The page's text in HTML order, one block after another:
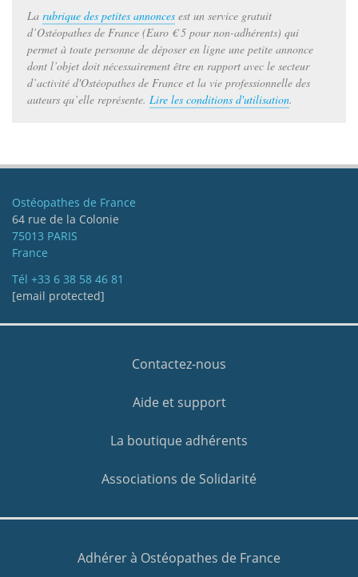
La rubrique des petites annonces est un service gratuit
d’Ostéopathes de France (Euro € 5 pour non-adhérents) qui
permet à toute personne de déposer en ligne une petite annonce
dont l’objet doit nécessairement être en rapport avec le secteur
d’activité d'Ostéopathes de France et la vie professionnelle des
auteurs qu’elle représente. Lire les conditions d'utilisation.
Ostéopathes de France
64 rue de la Colonie
75013 PARIS
France
Tél +33 6 38 58 46 81
[email protected]
Contactez-nous
Aide et support
La boutique adhérents
Associations de Solidarité
Adhérer à Ostéopathes de France